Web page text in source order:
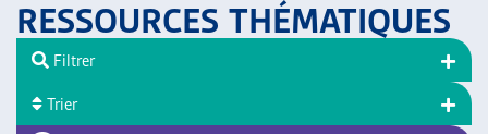
NOS PUBLICATIONS
ARTICLES
VEILLE
RESSOURCES THÉMATIQUES
Filtrer
Trier